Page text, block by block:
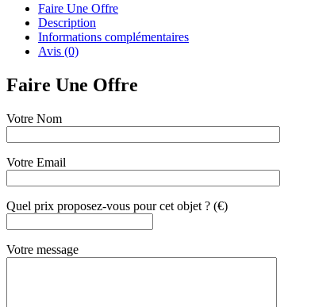
Faire Une Offre
Description
Informations complémentaires
Avis (0)
Faire Une Offre
Votre Nom
Votre Email
Quel prix proposez-vous pour cet objet ? (€)
Votre message